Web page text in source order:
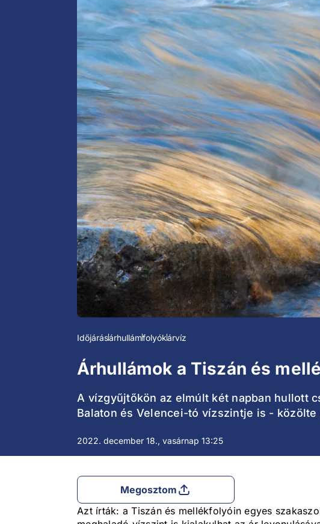
Időjárásárhullámfolyókárvíz
Árhullámok a Tiszán és
A vízgyűjtőkön az elmúlt két napban hullott
Balaton és Velencei-tó vízszintje is -
2022. december 18., vasárnap 13:25
Megosztom
Azt írták: a Tiszán és mellékfolyóin egyes